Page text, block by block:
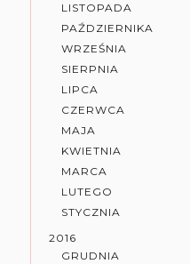
LISTOPADA
PAŹDZIERNIKA
WRZEŚNIA
SIERPNIA
LIPCA
CZERWCA
MAJA
KWIETNIA
MARCA
LUTEGO
STYCZNIA
2016
GRUDNIA